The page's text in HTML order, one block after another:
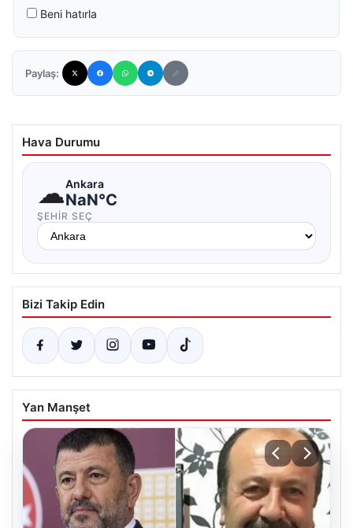
Beni hatırla
Paylaş:
Hava Durumu
☁Ankara
NaN°C
ŞEHIR SEÇ
Bizi Takip Edin
Yan Manşet